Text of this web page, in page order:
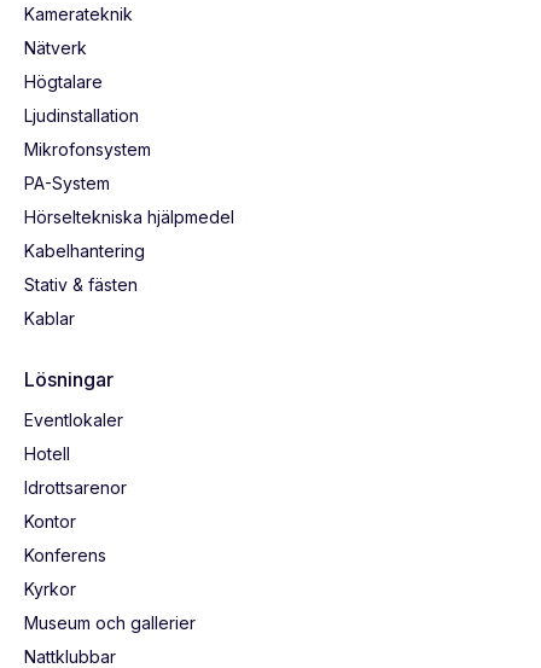
Kamerateknik
Nätverk
Högtalare
Ljudinstallation
Mikrofonsystem
PA-System
Hörseltekniska hjälpmedel
Kabelhantering
Stativ & fästen
Kablar
Lösningar
Eventlokaler
Hotell
Idrottsarenor
Kontor
Konferens
Kyrkor
Museum och gallerier
Nattklubbar